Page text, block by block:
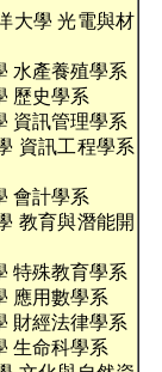
大學 光電與材
水產養殖學系
歷史學系
資訊管理學系
資訊工程學系
會計學系
教育與潛能開
特殊教育學系
應用數學系
財經法律學系
生命科學系